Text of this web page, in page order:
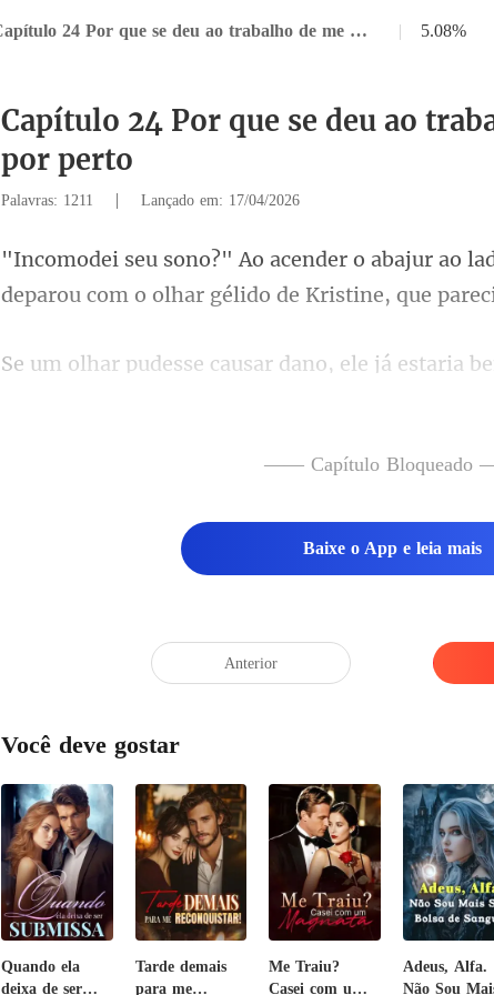
Capítulo 24 Por que se deu ao trabalho de me manter por perto | 5.08%
Capítulo 24 Por que se deu ao
por perto
Palavras: 1211 | Lançado em: 17/04/2026
deparou com o olhar g
causar dano, ele j
desviar o olhar, mant
—— Capítulo Bloqueado
Baixe o App e leia mais
Anterior
Você deve gostar
Quando ela
deixa de ser
Tarde demais
para me
Me Traiu?
Casei com um
Adeus, Alfa.
Não Sou